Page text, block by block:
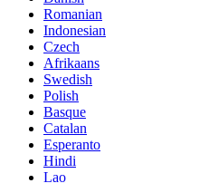
Romanian
Indonesian
Czech
Afrikaans
Swedish
Polish
Basque
Catalan
Esperanto
Hindi
Lao